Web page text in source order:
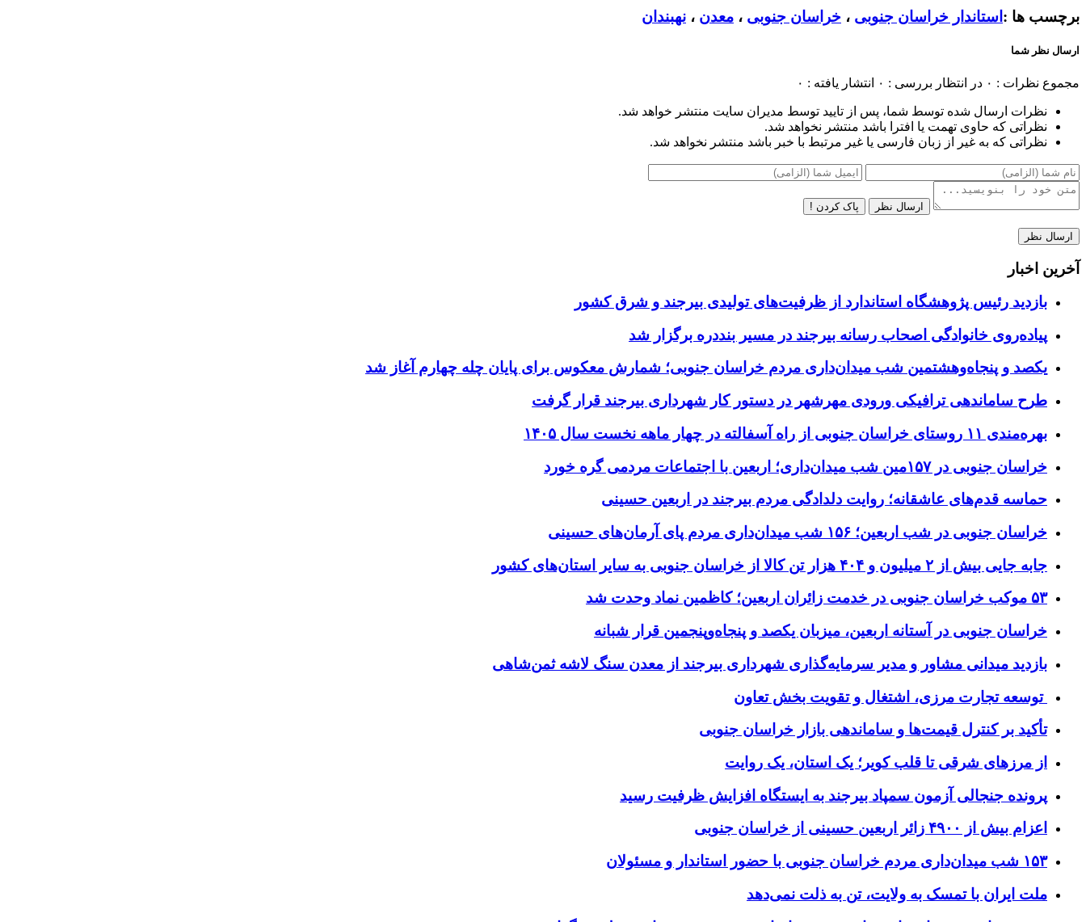
برچسب ها : استاندار خراسان جنوبی ، خراسان جنوبی ، معدن ، نهبندان
ارسال نظر شما
مجموع نظرات : ۰ در انتظار بررسی : ۰ انتشار یافته : ۰
نظرات ارسال شده توسط شما، پس از تایید توسط مدیران سایت منتشر خواهد شد.
نظراتی که حاوی تهمت یا افترا باشد منتشر نخواهد شد.
نظراتی که به غیر از زبان فارسی یا غیر مرتبط با خبر باشد منتشر نخواهد شد.
ارسال نظر پاک کردن !
آخرین اخبار
بازدید رئیس پژوهشگاه استاندارد از ظرفیت‌های تولیدی بیرجند و شرق کشور
پیاده‌روی خانوادگی اصحاب رسانه بیرجند در مسیر بنددره برگزار شد
یکصد و پنجاه‌وهشتمین شب میدان‌داری مردم خراسان جنوبی؛ شمارش معکوس برای پایان چله چهارم آغاز شد
طرح ساماندهی ترافیکی ورودی مهرشهر در دستور کار شهرداری بیرجند قرار گرفت
بهره‌مندی ۱۱ روستای خراسان جنوبی از راه آسفالته در چهار ماهه نخست سال ۱۴۰۵
خراسان جنوبی در ۱۵۷مین شب میدان‌داری؛ اربعین با اجتماعات مردمی گره خورد
حماسه قدم‌های عاشقانه؛ روایت دلدادگی مردم بیرجند در اربعین حسینی
خراسان جنوبی در شب اربعین؛ ۱۵۶ شب میدان‌داری مردم پای آرمان‌های حسینی
جابه جایی بیش از ۲ میلیون و ۴۰۴ هزار تن کالا از خراسان جنوبی به سایر استان‌های کشور
۵۳ موکب خراسان جنوبی در خدمت زائران اربعین؛ کاظمین نماد وحدت شد
خراسان جنوبی در آستانه اربعین، میزبان یکصد و پنجاه‌وپنجمین قرار شبانه
بازدید میدانی مشاور و مدیر سرمایه‌گذاری شهرداری بیرجند از معدن سنگ لاشه ثمن‌شاهی
توسعه تجارت مرزی، اشتغال و تقویت بخش تعاون
تأکید بر کنترل قیمت‌ها و ساماندهی بازار خراسان جنوبی
از مرزهای شرقی تا قلب کویر؛ یک استان، یک روایت
پرونده جنجالی آزمون سمپاد بیرجند به ایستگاه افزایش ظرفیت رسید
اعزام بیش از ۴۹۰۰ زائر اربعین حسینی از خراسان جنوبی
۱۵۳ شب میدان‌داری مردم خراسان جنوبی با حضور استاندار و مسئولان
ملت ایران با تمسک به ولایت، تن به ذلت نمی‌دهد